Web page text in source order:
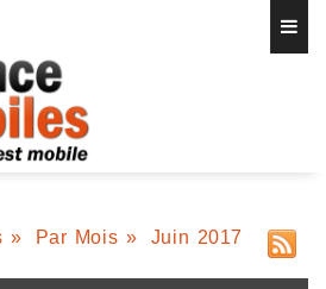
» Par Mois » Juin 2017